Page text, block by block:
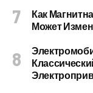
Как
Может